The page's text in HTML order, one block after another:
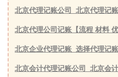
北京代理记账公司_北京代理记
北京代理公司记账【流程 材料 优
北京企业代理记账_选择代理记
北京会计代理记账公司_北京会